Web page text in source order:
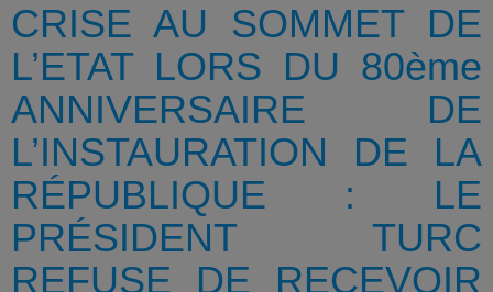
CRISE AU SOMMET DE
L’ETAT LORS DU 80ème
ANNIVERSAIRE DE
L’INSTAURATION DE LA
RÉPUBLIQUE : LE
PRÉSIDENT TURC
REFUSE DE RECEVOIR